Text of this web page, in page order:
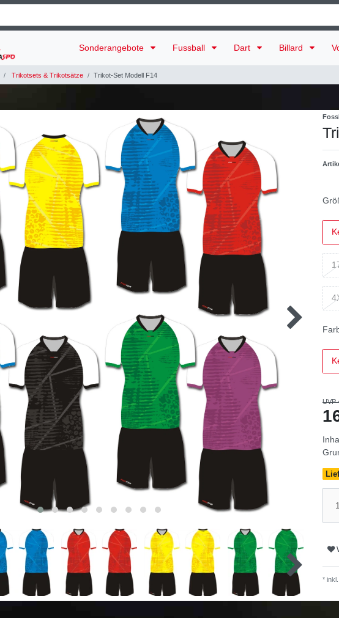
Sonderangebote Fussball Dart Billard
Trikotsets & Trikotsätze Trikot-Set Modell F14
UVP
*